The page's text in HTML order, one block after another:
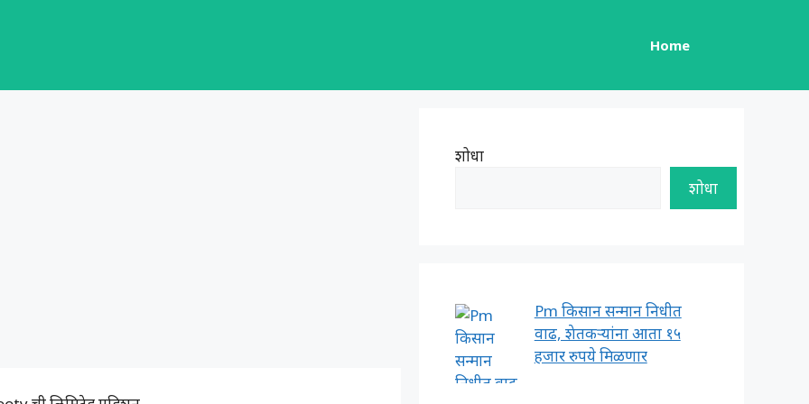
Home
शोधा
शोधा
Pm किसान सन्मान निधीत
वाढ, शेतकऱ्यांना आता १५
हजार रुपये मिळणार